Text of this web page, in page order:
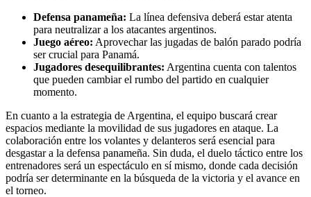
Defensa panameña: La línea defensiva deberá estar atenta
para neutralizar a los atacantes argentinos.
Juego aéreo: Aprovechar las jugadas de balón parado podría
ser crucial para Panamá.
Jugadores desequilibrantes: Argentina cuenta con talentos
que pueden cambiar el rumbo del partido en cualquier
momento.
En cuanto a la estrategia de Argentina, el equipo buscará crear
espacios mediante la movilidad de sus jugadores en ataque. La
colaboración entre los volantes y delanteros será esencial para
desgastar a la defensa panameña. Sin duda, el duelo táctico entre los
entrenadores será un espectáculo en sí mismo, donde cada decisión
podría ser determinante en la búsqueda de la victoria y el avance en
el torneo.